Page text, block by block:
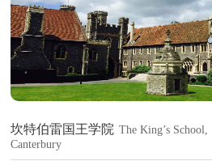
坎特伯雷国王学院 The King’s School,
Canterbury